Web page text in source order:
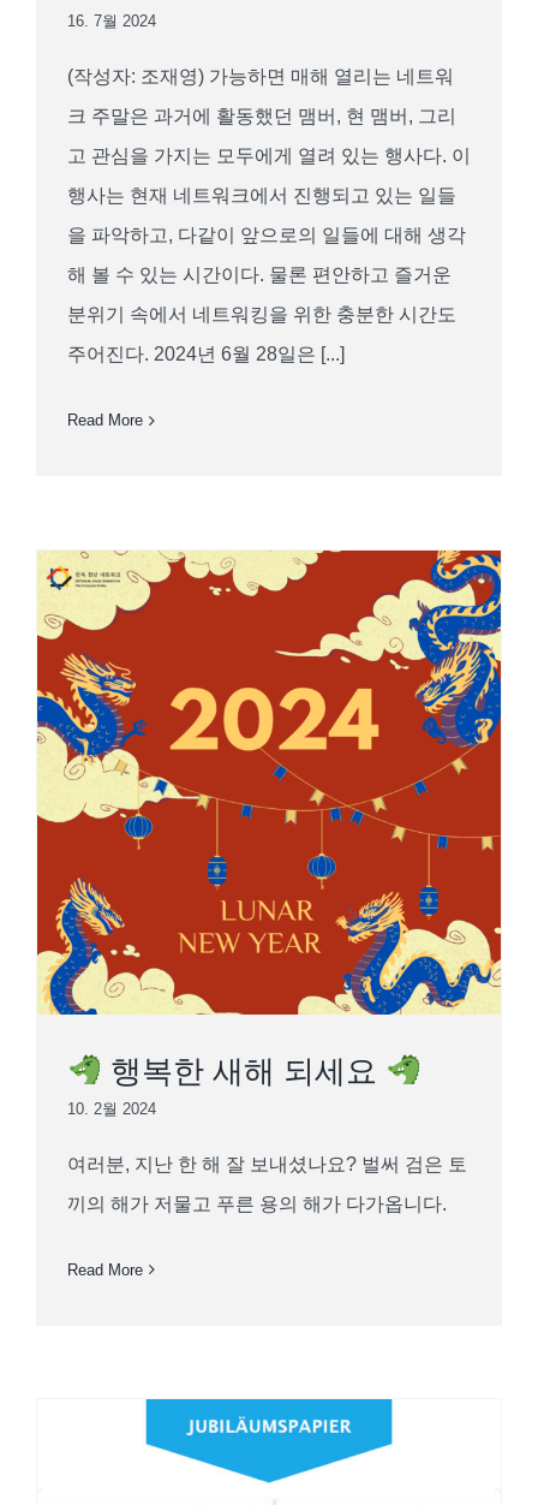
16. 7월 2024
(작성자: 조재영) 가능하면 매해 열리는 네트워
크 주말은 과거에 활동했던 맴버, 현 맴버, 그리
고 관심을 가지는 모두에게 열려 있는 행사다. 이
행사는 현재 네트워크에서 진행되고 있는 일들
을 파악하고, 다같이 앞으로의 일들에 대해 생각
해 볼 수 있는 시간이다. 물론 편안하고 즐거운
분위기 속에서 네트워킹을 위한 충분한 시간도
주어진다. 2024년 6월 28일은 [...]
Read More
행복한 새해 되세요
행복한 새해 되세요
10. 2월 2024
여러분, 지난 한 해 잘 보내셨나요? 벌써 검은 토
끼의 해가 저물고 푸른 용의 해가 다가옵니다.
Read More